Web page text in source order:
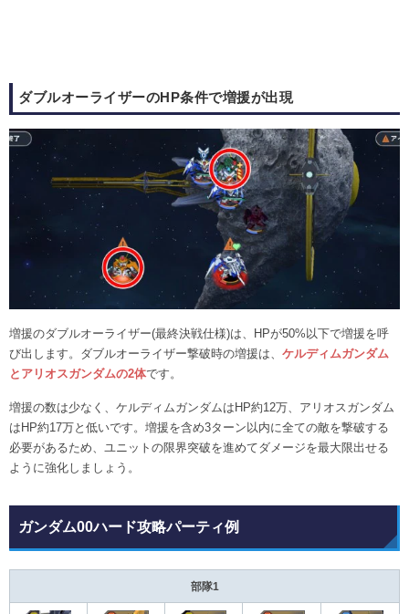
ダブルオーライザーのHP条件で増援が出現
増援のダブルオーライザー(最終決戦仕様)は、HPが50%以下で増援を呼
び出します。ダブルオーライザー撃破時の増援は、 ケルディムガンダム
とアリオスガンダムの2体です。
増援の数は少なく、ケルディムガンダムはHP約12万、アリオスガンダム
はHP約17万と低いです。増援を含め3ターン以内に全ての敵を撃破する
必要があるため、ユニットの限界突破を進めてダメージを最大限出せる
ように強化しましょう。
ガンダム00ハード攻略パーティ例
部隊1